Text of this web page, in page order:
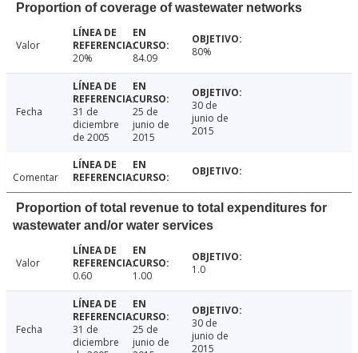
Proportion of coverage of wastewater networks
Valor
20%
84.09 80%
Fecha
31 de
diciembre
de 2005
25 de
junio de
2015
30 de
junio de
2015
Comentar
Proportion of total revenue to total expenditures for
wastewater and/or water services
Valor
0.60
1.00 1.0
Fecha
31 de
diciembre
25 de
junio de
30 de
junio de
2015